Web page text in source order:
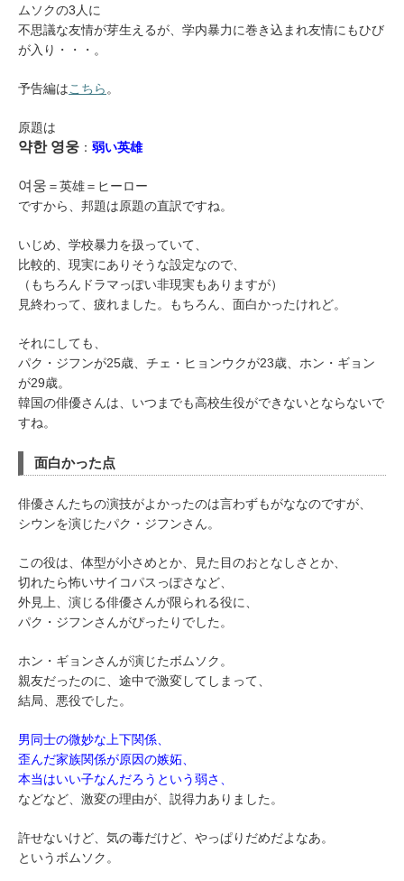
ムソクの3人に
不思議な友情が芽生えるが、学内暴力に巻き込まれ友情にもひび
が入り・・・。
予告編はこちら。
原題は
약한 영웅 ： 弱い英雄
여웅 ＝英雄＝ヒーロー
ですから、邦題は原題の直訳ですね。
いじめ、学校暴力を扱っていて、
比較的、現実にありそうな設定なので、
（もちろんドラマっぽい非現実もありますが）
見終わって、疲れました。もちろん、面白かったけれど。
それにしても、
パク・ジフンが25歳、チェ・ヒョンウクが23歳、ホン・ギョン
が29歳。
韓国の俳優さんは、いつまでも高校生役ができないとならないで
すね。
面白かった点
俳優さんたちの演技がよかったのは言わずもがななのですが、
シウンを演じたパク・ジフンさん。
この役は、体型が小さめとか、見た目のおとなしさとか、
切れたら怖いサイコパスっぽさなど、
外見上、演じる俳優さんが限られる役に、
パク・ジフンさんがぴったりでした。
ホン・ギョンさんが演じたボムソク。
親友だったのに、途中で激変してしまって、
結局、悪役でした。
男同士の微妙な上下関係、
歪んだ家族関係が原因の嫉妬、
本当はいい子なんだろうという弱さ、
などなど、激変の理由が、説得力ありました。
許せないけど、気の毒だけど、やっぱりだめだよなあ。
というボムソク。